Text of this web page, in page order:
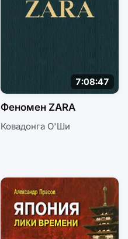
7:08:47
Феномен ZARA
Ковадонга О'Ши